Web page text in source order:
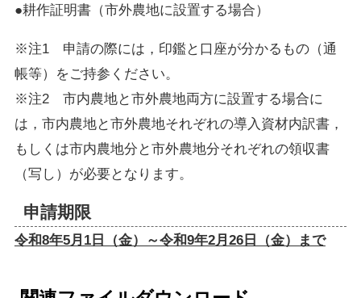
●耕作証明書（市外農地に設置する場合）
※注1 申請の際には，印鑑と口座が分かるもの（通
帳等）をご持参ください。
※注2 市内農地と市外農地両方に設置する場合に
は，市内農地と市外農地それぞれの導入資材内訳書，
もしくは市内農地分と市外農地分それぞれの領収書
（写し）が必要となります。
申請期限
令和8年5月1日（金）～令和9年2月26日（金）まで